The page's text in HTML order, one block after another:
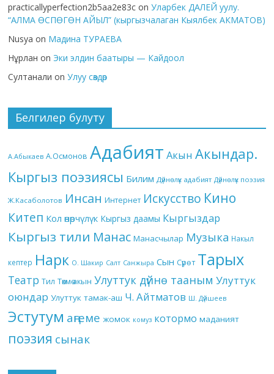
practicallyperfection2b5aa2e83c onУларбек ДАЛЕЙ уулу.
“АЛМА ӨСПӨГӨН АЙЫЛ” (кыргызчалаган Кыялбек АКМАТОВ)
Nusya on Мадина ТУРАЕВА
Нұрлан on Эки элдин баатыры — Кайдоол
Султанали onУлуу сөздөр
Белгилер булуту
А.Абыкаев А.Осмонов Адабият Акын Акындар.
Кыргыз поэзиясы Билим Дүйнөлүк адабият Дүйнөлүк поэзия
Ж.Касаболотов Инсан Интернет Искусство Кино
Китеп Кол өнөрчүлүк Кыргыз даамы Кыргыздар
Кыргыз тили Манас Манасчылар Музыка Накыл
кептер Нарк О. Шакир Салт Санжыра Сын Сүрөт Тарых
Театр Тил Төкмө акын Улуттук дүйнө тааным Улуттук
оюндар Улуттук тамак-аш Ч. Айтматов Ш. Дүйшеев
Эстутум аңгеме жомок комуз котормо маданият
поэзия сынак